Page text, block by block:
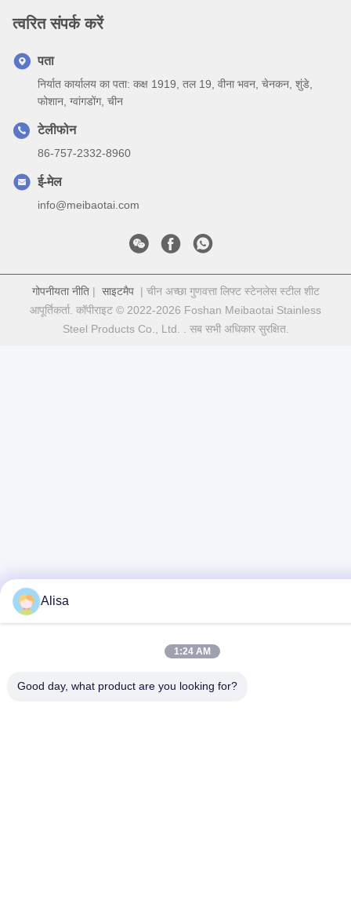
त्वरित संपर्क करें
पता
निर्यात कार्यालय का पता: कक्ष 1919, तल 19, वीना भवन, चेनकन, शुंडे,
फोशान, ग्वांगडोंग, चीन
टेलीफोन
86-757-2332-8960
ई-मेल
info@meibaotai.com
गोपनीयता नीति| साइटमैप| चीन अच्छा गुणवत्ता लिफ्ट स्टेनलेस स्टील शीट
आपूर्तिकर्ता. कॉपीराइट © 2022-2026 Foshan Meibaotai Stainless
Steel Products Co., Ltd. . सब सभी अधिकार सुरक्षित.
Alisa
1:24 AM
Good day, what product are you looking for?